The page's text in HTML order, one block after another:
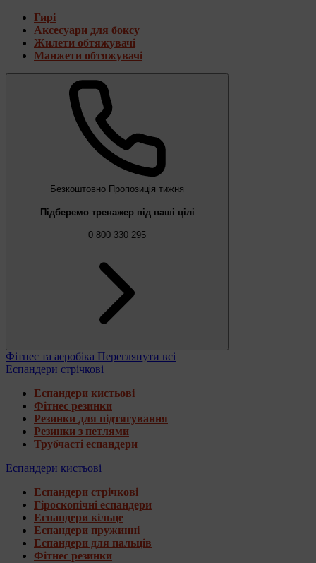
Гирі
Аксесуари для боксу
Жилети обтяжувачі
Манжети обтяжувачі
Безкоштовно Пропозиція тижня
Підберемо тренажер під ваші цілі
0 800 330 295
Фітнес та аеробіка Переглянути всі
Еспандери стрічкові
Еспандери кистьові
Фітнес резинки
Резинки для підтягування
Резинки з петлями
Трубчасті еспандери
Еспандери кистьові
Еспандери стрічкові
Гіроскопічні еспандери
Еспандери кільце
Еспандери пружинні
Еспандери для пальців
Фітнес резинки